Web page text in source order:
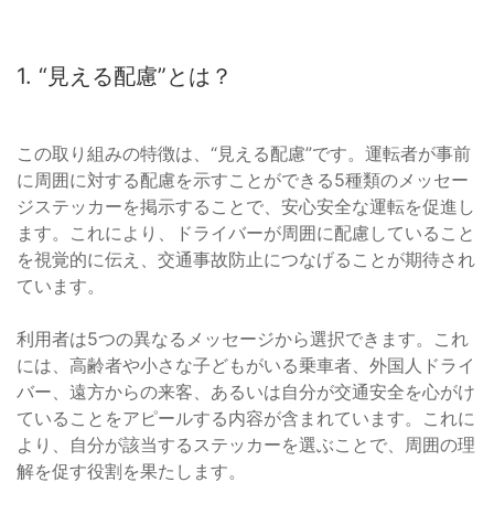
1. “見える配慮”とは？
この取り組みの特徴は、“見える配慮”です。運転者が事前
に周囲に対する配慮を示すことができる5種類のメッセー
ジステッカーを掲示することで、安心安全な運転を促進し
ます。これにより、ドライバーが周囲に配慮していること
を視覚的に伝え、交通事故防止につなげることが期待され
ています。
利用者は5つの異なるメッセージから選択できます。これ
には、高齢者や小さな子どもがいる乗車者、外国人ドライ
バー、遠方からの来客、あるいは自分が交通安全を心がけ
ていることをアピールする内容が含まれています。これに
より、自分が該当するステッカーを選ぶことで、周囲の理
解を促す役割を果たします。